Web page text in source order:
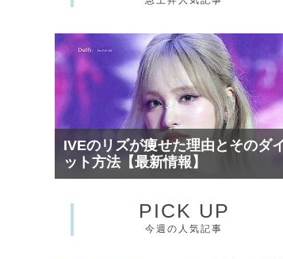
IVEのリズが痩せた理由とそのダ
ット方法【最新情報】
PICK UP
今週の人気記事